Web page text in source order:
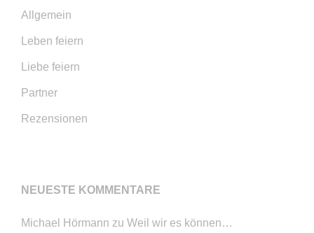
Allgemein
Leben feiern
Liebe feiern
Partner
Rezensionen
NEUESTE KOMMENTARE
Michael Hörmann zu Weil wir es können…